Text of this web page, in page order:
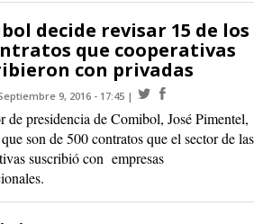
decide revisar 15 de los
que cooperativas
con privadas
9, 2016 - 17:45
de presidencia de Comibol, José Pimentel,
son de 500 contratos que el sector de las
suscribió con empresas